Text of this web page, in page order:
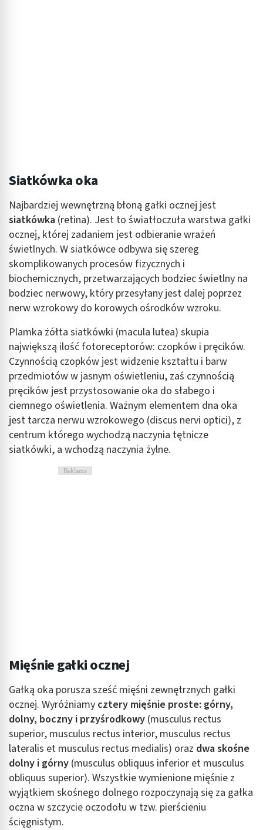
Siatkówka oka
Najbardziej wewnętrzną błoną gałki ocznej jest
siatkówka (retina). Jest to światłoczuła warstwa gałki
ocznej, której zadaniem jest odbieranie wrażeń
świetlnych. W siatkówce odbywa się szereg
skomplikowanych procesów fizycznych i
biochemicznych, przetwarzających bodziec świetlny na
bodziec nerwowy, który przesyłany jest dalej poprzez
nerw wzrokowy do korowych ośrodków wzroku.
Plamka żółta siatkówki (macula lutea) skupia
największą ilość fotoreceptorów: czopków i pręcików.
Czynnością czopków jest widzenie kształtu i barw
przedmiotów w jasnym oświetleniu, zaś czynnością
pręcików jest przystosowanie oka do słabego i
ciemnego oświetlenia. Ważnym elementem dna oka
jest tarcza nerwu wzrokowego (discus nervi optici), z
centrum którego wychodzą naczynia tętnicze
siatkówki, a wchodzą naczynia żylne.
Reklama
Mięśnie gałki ocznej
Gałką oka porusza sześć mięśni zewnętrznych gałki
ocznej. Wyróżniamy cztery mięśnie proste: górny,
dolny, boczny i przyśrodkowy (musculus rectus
superior, musculus rectus interior, musculus rectus
lateralis et musculus rectus medialis) oraz dwa skośne
dolny i górny (musculus obliquus inferior et musculus
obliquus superior). Wszystkie wymienione mięśnie z
wyjątkiem skośnego dolnego rozpoczynają się za gałka
oczna w szczycie oczodołu w tzw. pierścieniu
ścięgnistym.